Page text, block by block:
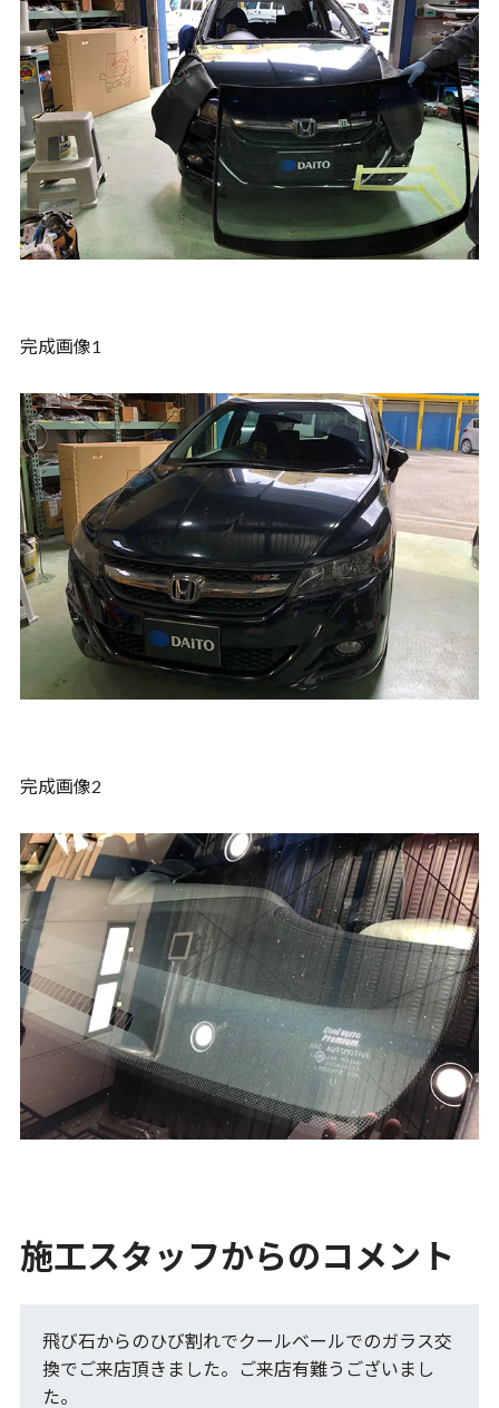
完成画像1
完成画像2
施工スタッフからのコメント
飛び石からのひび割れでクールベールでのガラス交
換でご来店頂きました。ご来店有難うございまし
た。